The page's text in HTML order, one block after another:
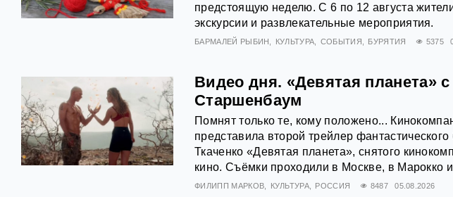
предстоящую неделю. С 6 по 12 августа
экскурсии и развлекательные мероприятия.
БАРМАЛЕЙ РЫБИН КУЛЬТУРА СОБЫТИЯ БУРЯТИЯ 5375
Видео дня. «Девятая планета»
Старшенбаум
Помнят только те, кому положено...
представила второй трейлер
Ткаченко «Девятая планета», снятого
кино. Съёмки проходили в Москве, в Марокко
ФИЛИПП МАРКОВ КУЛЬТУРА РОССИЯ 8487 05.08.2026